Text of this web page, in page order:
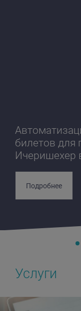
билетов для
Ичеришехер
Подробнее
Услуги